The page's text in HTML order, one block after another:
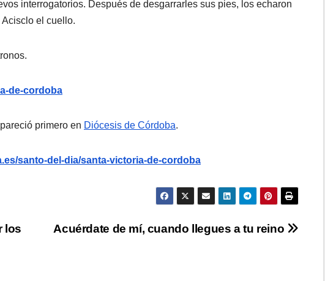
interrogatorios. Después de desgarrarles sus pies, los echaron
el cuello.
de-cordoba
primero en Diócesis de Córdoba.
santo-del-dia/santa-victoria-de-cordoba
Acuérdate de mí, cuando llegues a tu reino
los